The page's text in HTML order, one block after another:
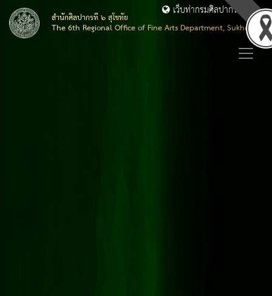
สำนักศิลปากรที่ ๖ สุโขทัย
The 6th Regional Office of Fine Arts Department, Sukhothai
เว็บท่ากรมศิลปากร